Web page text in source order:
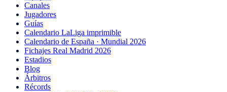
Canales
Jugadores
Guías
Calendario LaLiga imprimible
Calendario de España · Mundial 2026
Fichajes Real Madrid 2026
Estadios
Blog
Árbitros
Récords